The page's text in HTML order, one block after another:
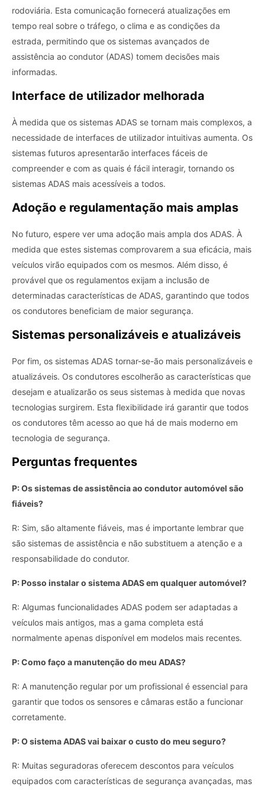
rodoviária. Esta comunicação fornecerá atualizações em
tempo real sobre o tráfego, o clima e as condições da
estrada, permitindo que os sistemas avançados de
assistência ao condutor (ADAS) tomem decisões mais
informadas.
Interface de utilizador melhorada
À medida que os sistemas ADAS se tornam mais complexos, a
necessidade de interfaces de utilizador intuitivas aumenta. Os
sistemas futuros apresentarão interfaces fáceis de
compreender e com as quais é fácil interagir, tornando os
sistemas ADAS mais acessíveis a todos.
Adoção e regulamentação mais amplas
No futuro, espere ver uma adoção mais ampla dos ADAS. À
medida que estes sistemas comprovarem a sua eficácia, mais
veículos virão equipados com os mesmos. Além disso, é
provável que os regulamentos exijam a inclusão de
determinadas características de ADAS, garantindo que todos
os condutores beneficiam de maior segurança.
Sistemas personalizáveis ​​e atualizáveis
Por fim, os sistemas ADAS tornar-se-ão mais personalizáveis ​​e
atualizáveis. Os condutores escolherão as características que
desejam e atualizarão os seus sistemas à medida que novas
tecnologias surgirem. Esta flexibilidade irá garantir que todos
os condutores têm acesso ao que há de mais moderno em
tecnologia de segurança.
Perguntas frequentes
P: Os sistemas de assistência ao condutor automóvel são
fiáveis?
R: Sim, são altamente fiáveis, mas é importante lembrar que
são sistemas de assistência e não substituem a atenção e a
responsabilidade do condutor.
P: Posso instalar o sistema ADAS em qualquer automóvel?
R: Algumas funcionalidades ADAS podem ser adaptadas a
veículos mais antigos, mas a gama completa está
normalmente apenas disponível em modelos mais recentes.
P: Como faço a manutenção do meu ADAS?
R: A manutenção regular por um profissional é essencial para
garantir que todos os sensores e câmaras estão a funcionar
corretamente.
P: O sistema ADAS vai baixar o custo do meu seguro?
R: Muitas seguradoras oferecem descontos para veículos
equipados com características de segurança avançadas, mas